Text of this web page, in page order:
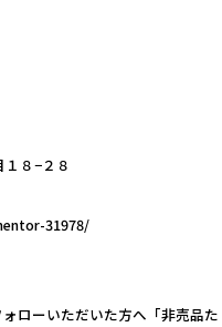
８−２８
31978/
ローいただいた方へ「非売品た